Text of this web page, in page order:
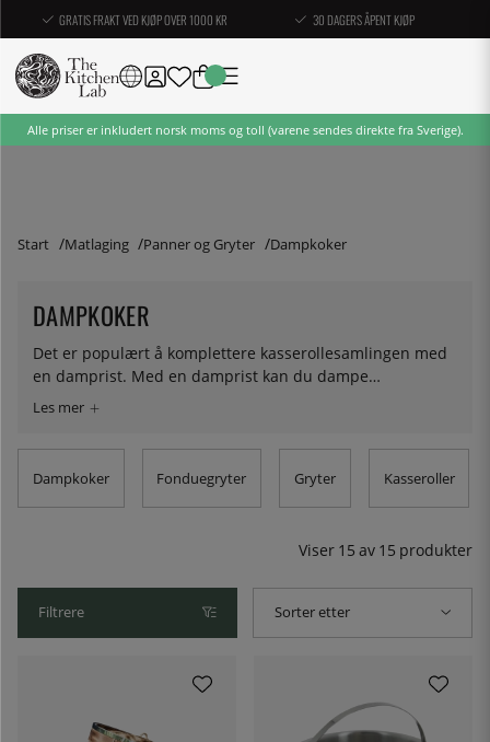
GRATIS FRAKT VED KJØP OVER 1000 KR 30 DAGERS ÅPENT KJØP
Alle priser er inkludert norsk moms og toll (varene sendes direkte fra Sverige).
Start Matlaging Panner og Gryter Dampkoker
DAMPKOKER
Det er populært å komplettere kasserollesamlingen med
en damprist. Med en damprist kan du dampe
grønnsaker, fisk, dumplings og bao-bun. En
finner du vårt utvalg av damprister som er tilpasset
spesifikke modeller og de som passer til de fleste
kokekar.
Dampkoker Fonduegryter Gryter Kasseroller
Viser 15 av 15 produkter
Filtrere Sorter etter